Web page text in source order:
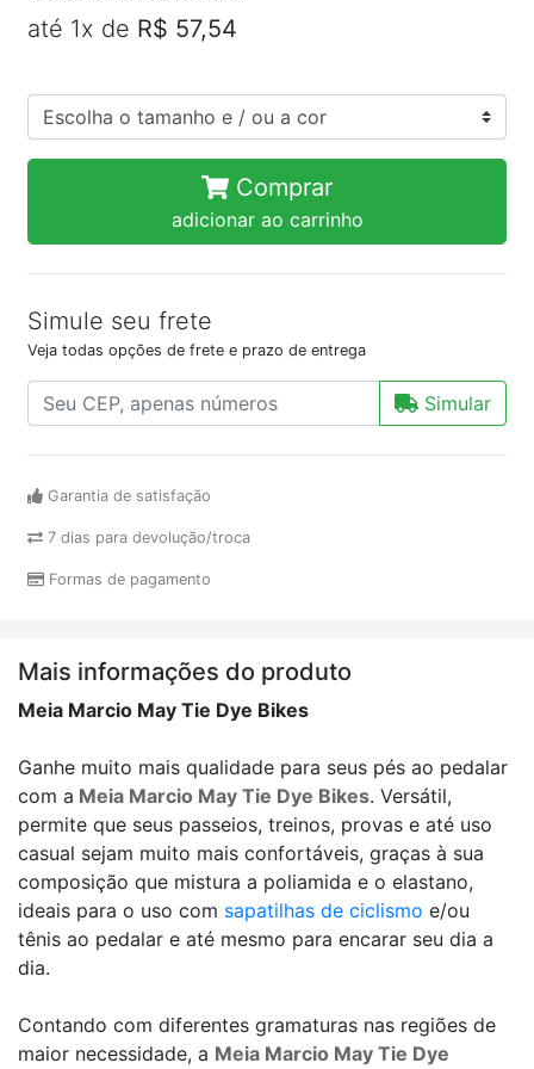
até 1x de R$ 57,54
Comprar
adicionar ao carrinho
Simule seu frete
Veja todas opções de frete e prazo de entrega
Simular
Garantia de satisfação
7 dias para devolução/troca
Formas de pagamento
Mais informações do produto
Meia Marcio May Tie Dye Bikes
Ganhe muito mais qualidade para seus pés ao pedalar
com a Meia Marcio May Tie Dye Bikes. Versátil,
permite que seus passeios, treinos, provas e até uso
casual sejam muito mais confortáveis, graças à sua
composição que mistura a poliamida e o elastano,
ideais para o uso com sapatilhas de ciclismo e/ou
tênis ao pedalar e até mesmo para encarar seu dia a
dia.
Contando com diferentes gramaturas nas regiões de
maior necessidade, a Meia Marcio May Tie Dye